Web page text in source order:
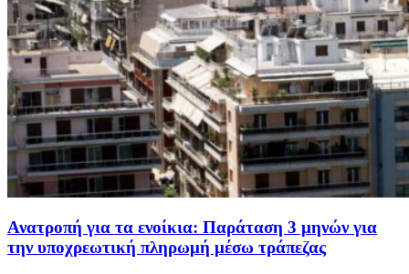
Ανατροπή για τα ενοίκια: Παράταση 3 μηνών για
την υποχρεωτική πληρωμή μέσω τράπεζας